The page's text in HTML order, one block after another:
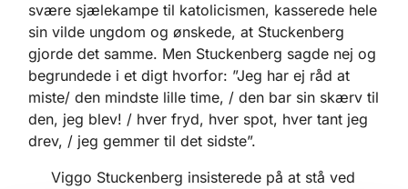
svære sjælekampe til katolicismen, kasserede hele
sin vilde ungdom og ønskede, at Stuckenberg
gjorde det samme. Men Stuckenberg sagde nej og
begrundede i et digt hvorfor: ”Jeg har ej råd at
miste/ den mindste lille time, / den bar sin skærv til
den, jeg blev! / hver fryd, hver spot, hver tant jeg
drev, / jeg gemmer til det sidste”.
Viggo Stuckenberg insisterede på at stå ved